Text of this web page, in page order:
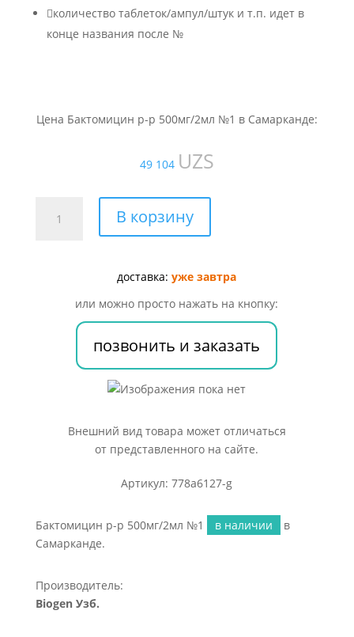
количество таблеток/ампул/штук и т.п. идет в
конце названия после №
Цена Бактомицин р-р 500мг/2мл №1 в Самарканде:
49 104 UZS
товара
Бактомицин
В корзину
доставка:уже завтра
или можно просто нажать на кнопку:
позвонить и заказать
Внешний вид товара может отличаться
от представленного на сайте.
Артикул: 778a6127-g
Бактомицин р-р 500мг/2мл №1 в наличии
в
Самарканде.
Производитель:
Biogen Узб.